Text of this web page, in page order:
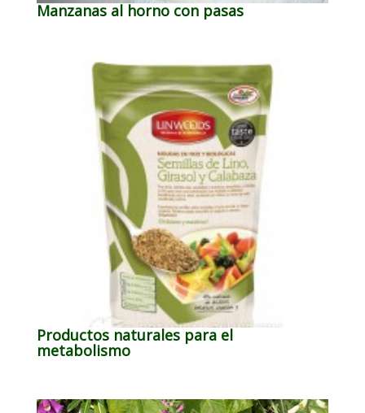
Manzanas al horno con pasas
Productos naturales para el
metabolismo